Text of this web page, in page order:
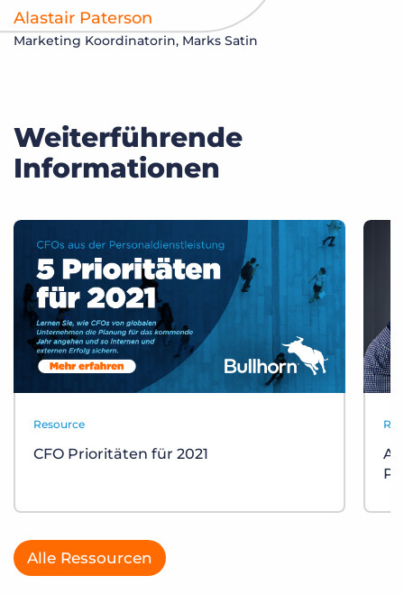
Alastair Paterson
Marketing Koordinatorin, Marks Satin
Weiterführende
Informationen
Resource
CFO Prioritäten für 2021
Alle Ressourcen